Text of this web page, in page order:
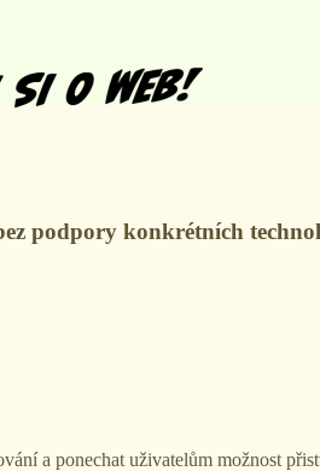
podpory konkrétních
a ponechat uživatelům možnost